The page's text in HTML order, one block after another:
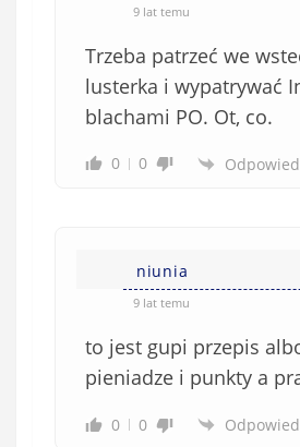
9 lat temu
Trzeba patrzeć we
lusterka i wypatrywać
blachami PO. Ot, co.
0 0
niunia
9 lat temu
to jest gupi przepis
pieniadze i punkty a
0 0